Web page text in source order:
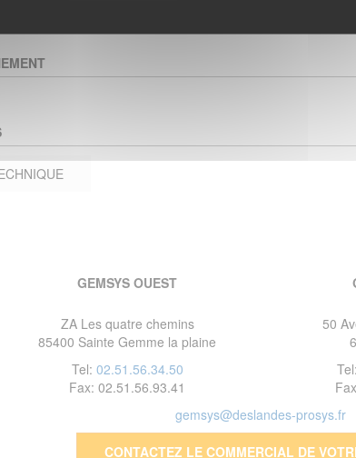
GEMSYS OUEST
ZA Les quatre chemins
85400 Sainte Gemme la plaine
Tel: 02.51.56.34.50
Fax: 02.51.56.93.41
50
gemsys@deslandes-prosys.fr
CONTACTEZ LE COMMERCIAL DE